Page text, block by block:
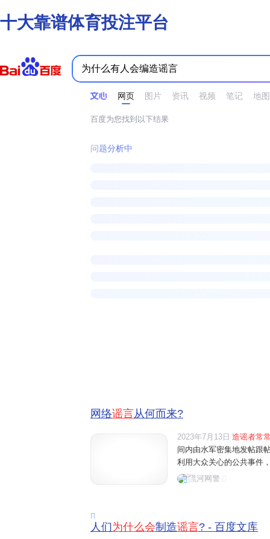
十大靠谱体育投注平台
网页 图片 资讯 视频 笔记 地图
时间不限 所有网页和文件 站点内检索
百度为您找到以下结果
问题分析中
网络谣言从何而来?
2023年7月13日 造谣者常
间内由水军密集地发帖跟
利用大众关心的公共事件
息，一边添油加醋地曲解
黑河网警

人们为什么会制造谣言? - 百度文库